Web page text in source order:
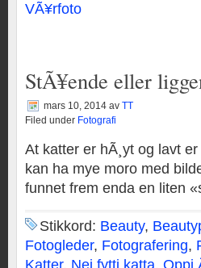
VÃ¥rfoto
StÃ¥ende eller
mars 10, 2014 av TT
Filed under Fotografi
At katter er hÃ¸yt og lavt
kan ha mye moro med
funnet frem enda en liten
Stikkord: Beauty,
Fotogleder, Fotografering,
Katter, Nei fytti katta, Oppi